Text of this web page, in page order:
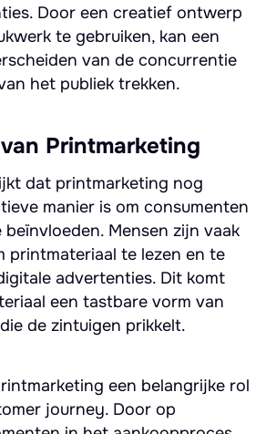
Door een creatief ontwerp
te gebruiken, kan een
van de concurrentie
het publiek trekken.
Printmarketing
dat printmarketing nog
manier is om consumenten
Mensen zijn vaak
printmateriaal te lezen en te
advertenties. Dit komt
een tastbare vorm van
de zintuigen prikkelt.
een belangrijke rol
journey. Door op